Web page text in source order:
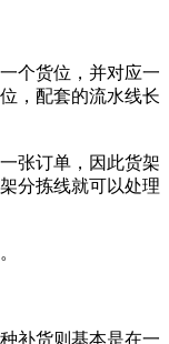
个货位，并对应一
，配套的流水线长
张订单，因此货架
分拣线就可以处理
补货则基本是在一